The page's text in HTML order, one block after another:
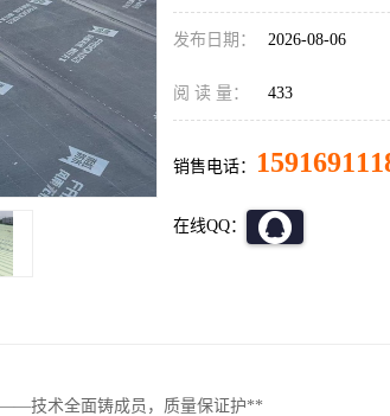
发布日期： 2026-08-06
阅 读 量： 433
销售电话：
在线QQ：
技术全面铸成员，质量保证护**